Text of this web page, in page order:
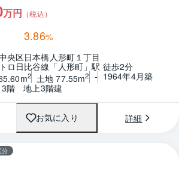
万円 （税込）
3.86%
央区日本橋人形町１丁目
ロ日比谷線「人形町」駅 徒歩2分
2 土地 77.55m2 - 1964年4月築
階　地上3階建
お気に入り 詳細
1 / 0 間取り
分